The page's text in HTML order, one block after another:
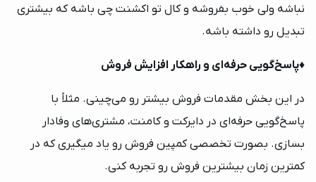
نباشه ولی خوب بفروشه و کال تو اکشنت چی باشه که بیشتری
تبدیل رو داشته باشه.
♦️پاسخ‌گویی حرفه‌ای و راهکار افزایش فروش
در این بخش مقدمات فروش بیشتر رو می‌چینی. مثلاً با
پاسخ‌گویی حرفه‌ای در دایرکت و کامنت، مشتری‌های وفادار
بسازی. بصورت تخصصی کمپین فروش رو یاد میگیری که در
کمترین زمان بیشترین فروش رو تجربه کنی.